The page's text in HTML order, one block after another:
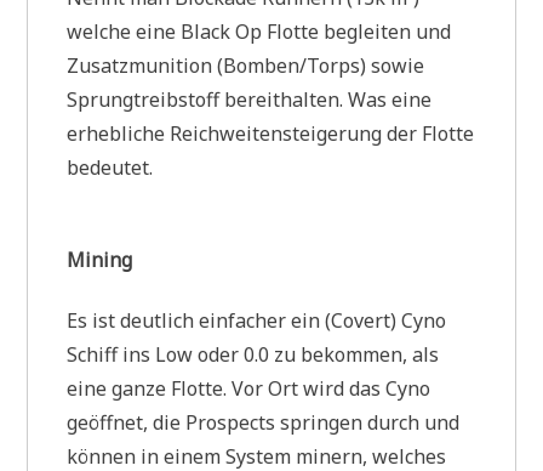
welche eine Black Op Flotte begleiten und
Zusatzmunition (Bomben/Torps) sowie
Sprungtreibstoff bereithalten. Was eine
erhebliche Reichweitensteigerung der Flotte
bedeutet.
Mining
Es ist deutlich einfacher ein (Covert) Cyno
Schiff ins Low oder 0.0 zu bekommen, als
eine ganze Flotte. Vor Ort wird das Cyno
geöffnet, die Prospects springen durch und
können in einem System minern, welches